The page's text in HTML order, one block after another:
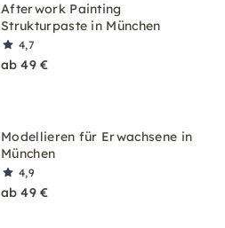
Afterwork Painting
Strukturpaste in München
4,7
ab 49 €
Modellieren für Erwachsene in
München
4,9
ab 49 €